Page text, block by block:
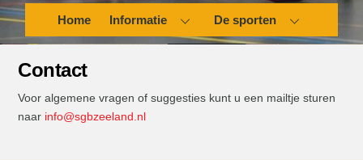
Home Informatie De sporten
Contact
Voor algemene vragen of suggesties kunt u een mailtje sturen
naar info@sgbzeeland.nl